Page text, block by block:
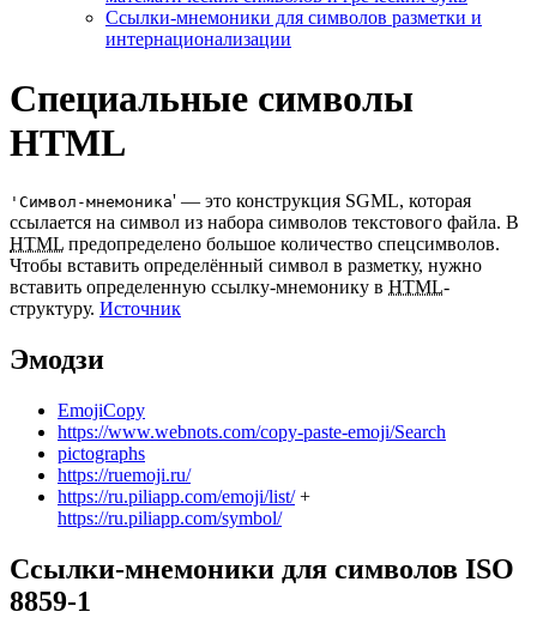
Ссылки-мнемоники для символов разметки и
интернационализации
Специальные символы
HTML
'Символ-мнемоника' — это конструкция SGML, которая
ссылается на символ из набора символов текстового файла. В
HTML предопределено большое количество спецсимволов.
Чтобы вставить определённый символ в разметку, нужно
вставить определенную ссылку-мнемонику в HTML-
структуру. Источник
Эмодзи
EmojiCopy
https://www.webnots.com/copy-paste-emoji/Search
pictographs
https://ruemoji.ru/
https://ru.piliapp.com/emoji/list/+
https://ru.piliapp.com/symbol/
Ссылки-мнемоники для символов ISO
8859-1